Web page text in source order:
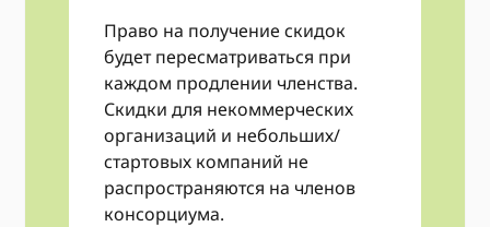
Право на получение скидок
будет пересматриваться при
каждом продлении членства.
Скидки для некоммерческих
организаций и небольших/
стартовых компаний не
распространяются на членов
консорциума.